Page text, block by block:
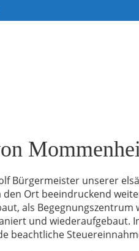
Bürgermeister unserer
Ort beeindruckend
als
und wiederaufgebaut.
beachtliche